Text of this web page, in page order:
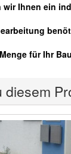
wir Ihnen ein
für Ihr
diesem